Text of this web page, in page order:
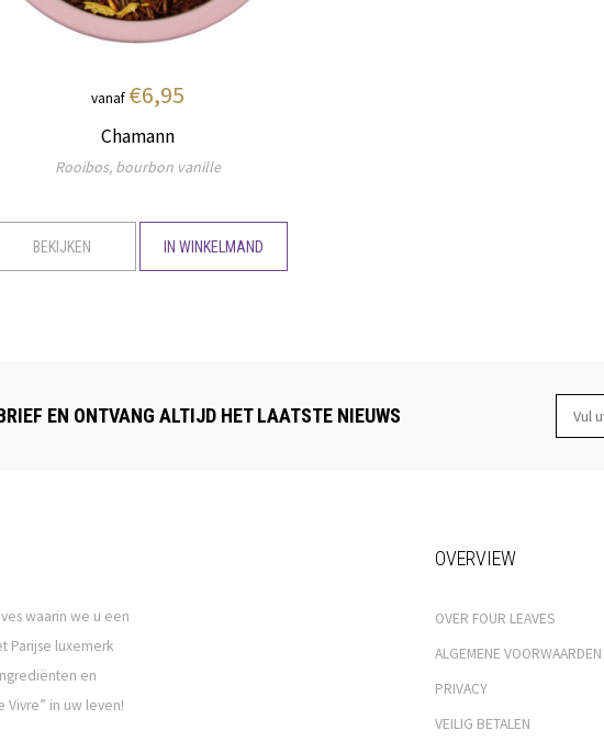
vanaf €6,95
Chamann
Rooibos, bourbon vanille
BEKIJKEN IN WINKELMAND
EN ONTVANG ALTIJD HET LAATSTE NIEUWS
waarin we u een
Parijse luxemerk
en
in uw leven!
OVERVIEW
OVER FOUR LEAVES
ALGEMENE VOORWAARDEN
PRIVACY
VEILIG BETALEN